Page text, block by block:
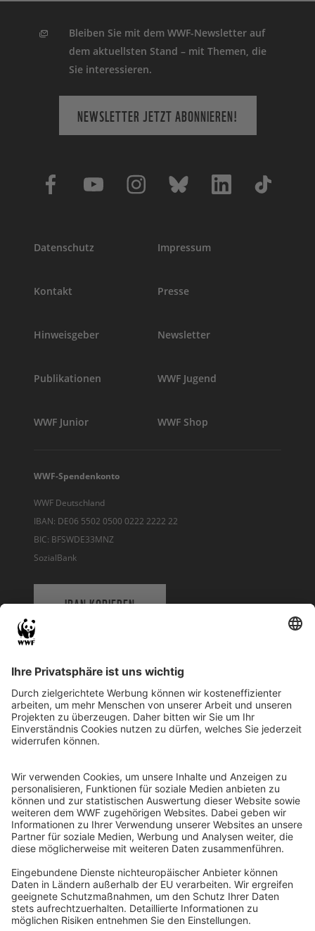
Bleiben Sie mit dem WWF-Newsletter auf
dem aktuellsten Stand – mit Themen, die
Sie interessieren.
NEWSLETTER JETZT ABONNIEREN!
Datenschutz Impressum
Kontakt Presse
Hinweisgeber Newsletter
Publikationen WWF Jugend
WWF Junior WWF Shop
WWF-Spendenkonto
WWF Deutschland
IBAN: DE06 5502 0500 0222 2222 22
BIC: BFSWDE33MNZ
SozialBank
IBAN KOPIEREN
WWF Deutschland
Reinhardtstr. 18
10117 Berlin
Ihre Spende kann steuerlich geltend gemacht werden
Registriert als Stiftung WWF Deutschland, Senatsverwaltung für
Justiz Berlin, Az: 3416/976/2
Umsatzsteuer-Identifikationsnummer: DE 114236103
Freistellungsbescheid: Als gemeinnützige Körperschaft befreit
von der Körperschaftssteuer gem. §5 I 9 KStg. unter der
Steuernummer 27/641/09321